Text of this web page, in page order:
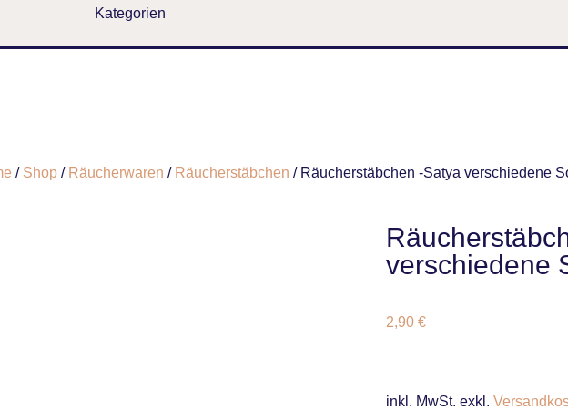
Kategorien
/ Shop/ Räucherwaren / Räucherstäbchen / Räucherstäbchen -Satya verschiedene
verschiedene
2,90 €
inkl. MwSt. exkl.